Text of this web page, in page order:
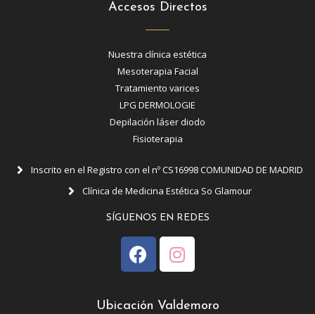
Accesos Directos
Nuestra clínica estética
Mesoterapia Facial
Tratamiento varices
LPG DERMOLOGIE
Depilación láser diodo
Fisioterapia
Inscrito en el Registro con el nº CS16998 COMUNIDAD DE MADRID
Clínica de Medicina Estética So Glamour
SÍGUENOS EN REDES
Ubicación Valdemoro